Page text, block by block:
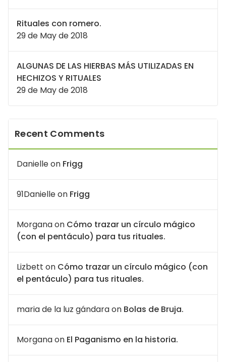
Rituales con romero.
29 de May de 2018
ALGUNAS DE LAS HIERBAS MÁS UTILIZADAS EN
HECHIZOS Y RITUALES
29 de May de 2018
Recent Comments
Danielleon Frigg
91Danielleon Frigg
Morganaon Cómo trazar un círculo mágico
(con el pentáculo) para tus rituales.
Lizbett on Cómo trazar un círculo mágico (con
el pentáculo) para tus rituales.
maria de la luz gándaraon Bolas de Bruja.
Morganaon El Paganismo en la historia.